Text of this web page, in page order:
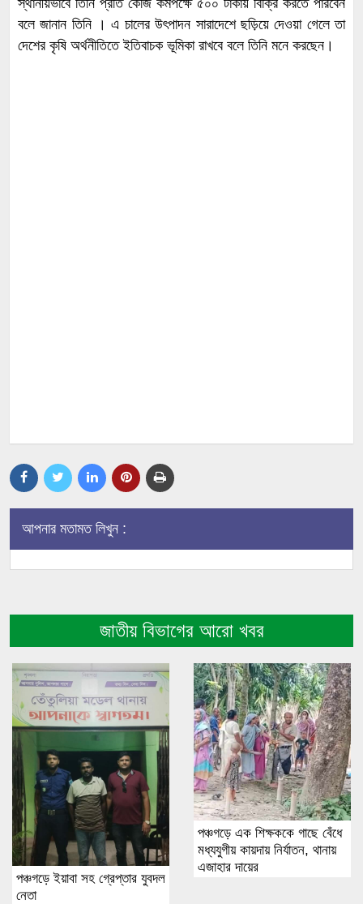
বলে জানান তিনি । এ চালের উৎপাদন সারাদেশে ছড়িয়ে দেওয়া গেলে তা
দেশের কৃষি অর্থনীতিতে ইতিবাচক ভূমিকা রাখবে বলে তিনি মনে করছেন।
আপনার মতামত লিখুন :
জাতীয় বিভাগের আরো খবর
পঞ্চগড়ে ইয়াবা সহ গ্রেপ্তার যুবদল
নেতা
পঞ্চগড়ে এক শিক্ষককে গাছে বেঁধে
মধ্যযুগীয় কায়দায় নির্যাতন, থানায়
এজাহার দায়ের